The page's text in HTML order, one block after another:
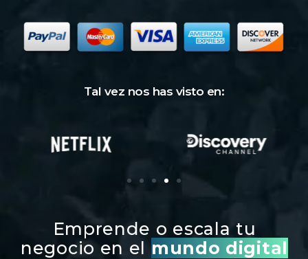
Tal vez nos has visto en:
Emprende o escala tu
negocio en el mundo digital